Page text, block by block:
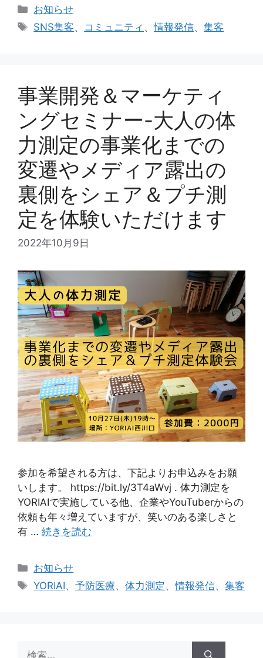
カ
テ
お知らせ
タ
SNS集客、 コミュニティ 、情報発信、集客
事業開発＆マーケティ
ングセミナー-大人の体
力測定の事業化までの
変遷やメディア露出の
裏側をシェア＆プチ測
定を体験いただけます
2022年10月9日
参加を希望される方は、下記よりお申込みをお願
いします。 https://bit.ly/3T4aWvj . 体力測定を
YORIAIで実施している他、企業やYouTuberからの
依頼も年々増えていますが、笑いのある楽しさと
有 … 続きを読む
カ
テ
お知らせ
タ
YORIAI、予防医療、体力測定 、情報発信、集客